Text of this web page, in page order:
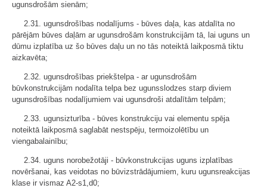
ugunsdrošām sienām;
2.31. ugunsdrošības nodalījums - būves daļa, kas atdalīta no
pārējām būves daļām ar ugunsdrošām konstrukcijām tā, lai uguns un
dūmu izplatība uz šo būves daļu un no tās noteiktā laikposmā tiktu
aizkavēta;
2.32. ugunsdrošības priekštelpa - ar ugunsdrošām
būvkonstrukcijām nodalīta telpa bez ugunsslodzes starp diviem
ugunsdrošības nodalījumiem vai ugunsdroši atdalītām telpām;
2.33. ugunsizturība - būves konstrukciju vai elementu spēja
noteiktā laikposmā saglabāt nestspēju, termoizolētību un
viengabalainību;
2.34. uguns norobežotāji - būvkonstrukcijas uguns izplatības
novēršanai, kas veidotas no būvizstrādājumiem, kuru ugunsreakcijas
klase ir vismaz A2-s1,d0;